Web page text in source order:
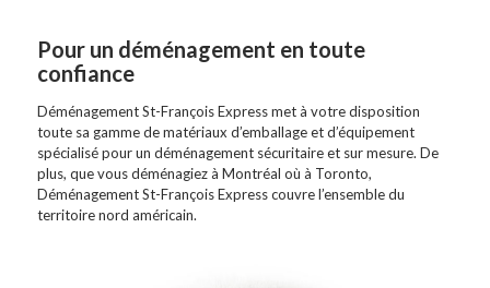
Pour un déménagement en toute
confiance
Déménagement St-François Express met à votre disposition
toute sa gamme de matériaux d’emballage et d’équipement
spécialisé pour un déménagement sécuritaire et sur mesure. De
plus, que vous déménagiez à Montréal où à Toronto,
Déménagement St-François Express couvre l’ensemble du
territoire nord américain.